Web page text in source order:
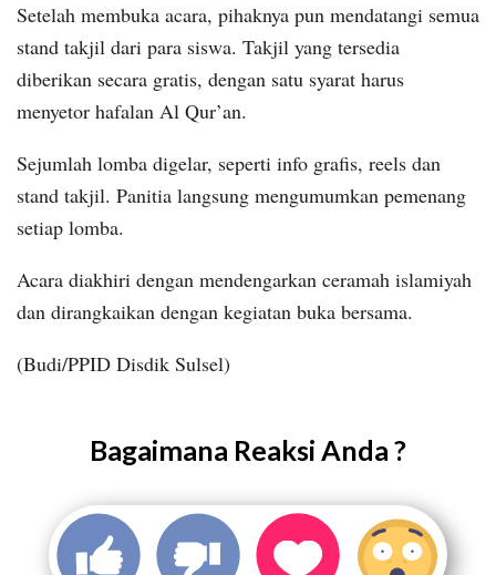
Setelah membuka acara, pihaknya pun mendatangi semua
stand takjil dari para siswa. Takjil yang tersedia
diberikan secara gratis, dengan satu syarat harus
menyetor hafalan Al Qur’an.
Sejumlah lomba digelar, seperti info grafis, reels dan
stand takjil. Panitia langsung mengumumkan pemenang
setiap lomba.
Acara diakhiri dengan mendengarkan ceramah islamiyah
dan dirangkaikan dengan kegiatan buka bersama.
(Budi/PPID Disdik Sulsel)
Bagaimana Reaksi Anda ?